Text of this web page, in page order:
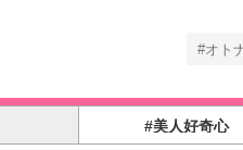
#美人好奇心